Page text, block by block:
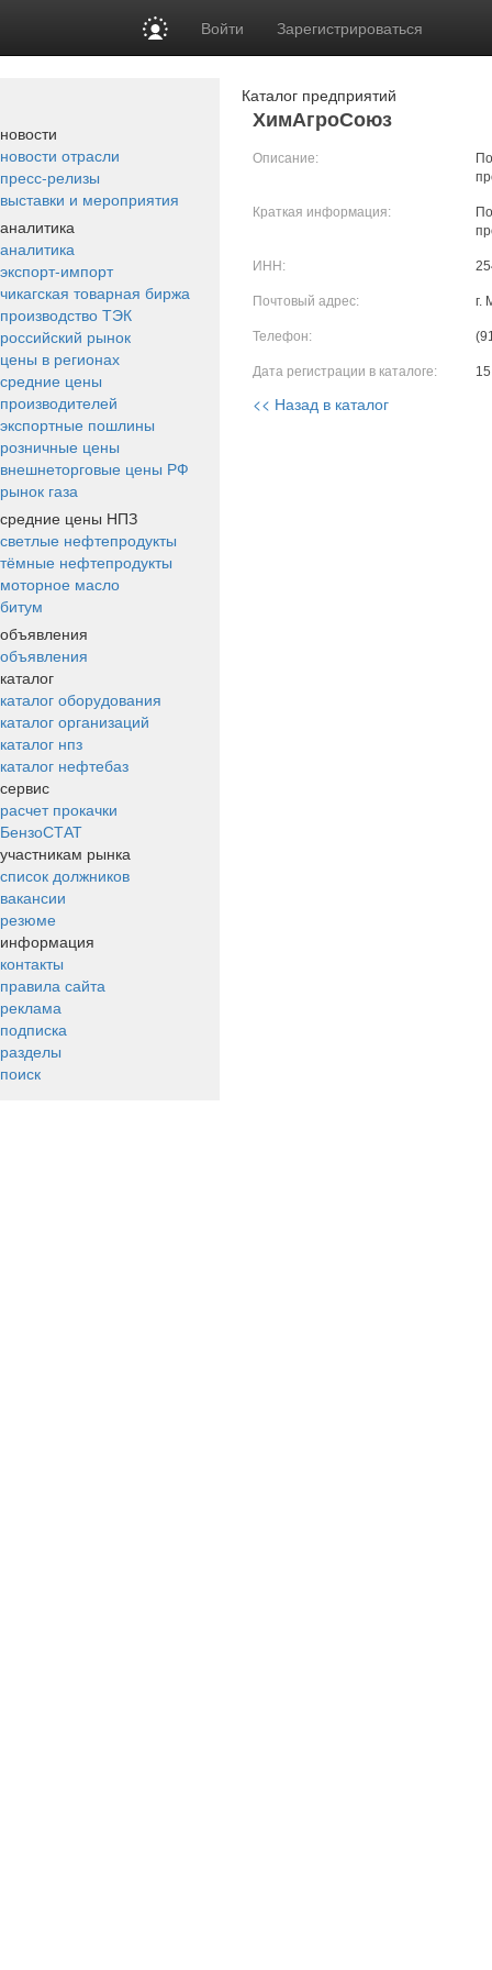
Войти Зарегистрироваться
новости
новости отрасли
пресс-релизы
выставки и мероприятия
аналитика
аналитика
экспорт-импорт
чикагская товарная биржа
производство ТЭК
российский рынок
цены в регионах
средние цены
производителей
экспортные пошлины
розничные цены
внешнеторговые цены РФ
рынок газа
средние цены НПЗ
светлые нефтепродукты
тёмные нефтепродукты
моторное масло
битум
объявления
объявления
каталог
каталог оборудования
каталог организаций
каталог нпз
каталог нефтебаз
сервис
расчет прокачки
БензоСТАТ
участникам рынка
список должников
вакансии
резюме
информация
контакты
правила сайта
реклама
подписка
разделы
поиск
Каталог предприятий
ХимАгроСоюз
Описание:
Краткая информация:
ИНН:
Почтовый адрес: г.
Телефон:
Дата регистрации в каталоге:
<< Назад в каталог